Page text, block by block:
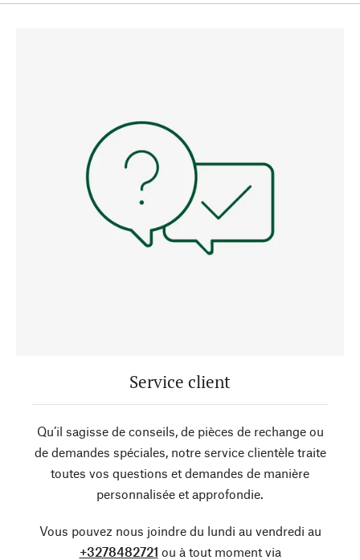
Service client
Qu’il sagisse de conseils, de pièces de rechange ou
de demandes spéciales, notre service clientèle traite
toutes vos questions et demandes de manière
personnalisée et approfondie.
Vous pouvez nous joindre du lundi au vendredi au
+3278482721 ou à tout moment via